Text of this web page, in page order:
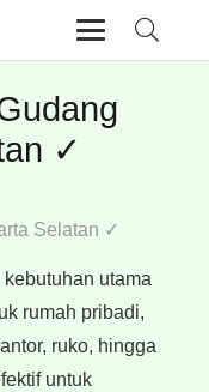
✓
Selatan ✓
utama
rumah pribadi,
ruko, hingga
untuk